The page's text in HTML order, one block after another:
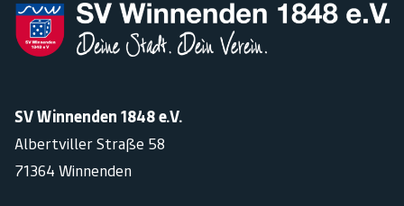
SV Winnenden 1848 e.V.
Albertviller Straße 58
71364 Winnenden